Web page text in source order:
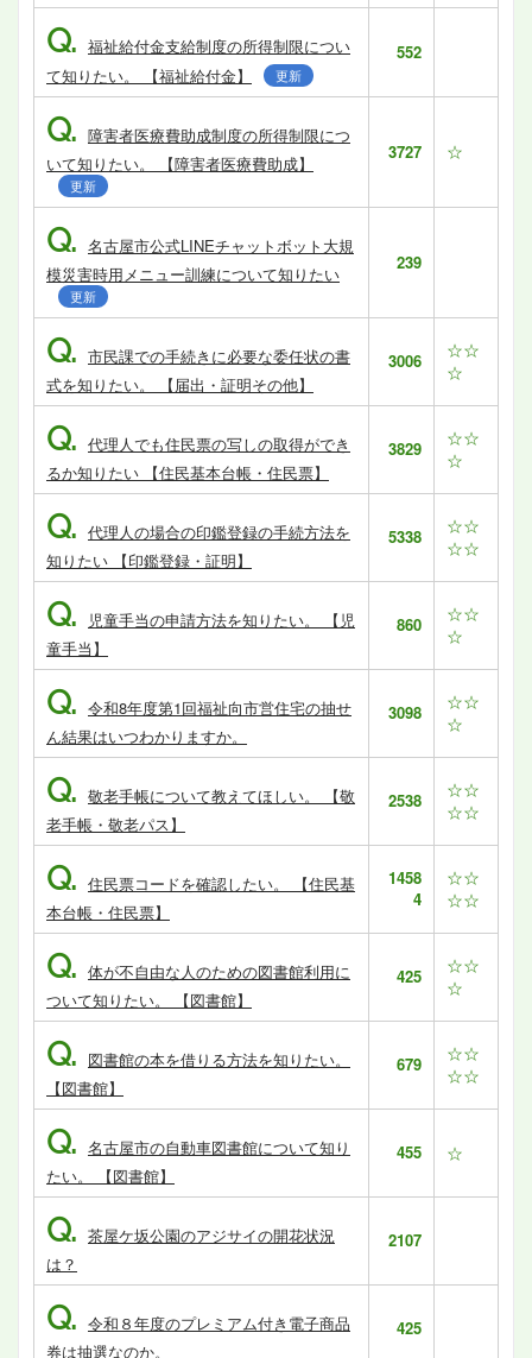
Q. 福祉給付金支給制度の所得制限につい
て知りたい。 【福祉給付金】
更新
552
Q. 障害者医療費助成制度の所得制限につ
いて知りたい。 【障害者医療費助成】
更新
3727 ☆
Q. 名古屋市公式LINEチャットボット大規
模災害時用メニュー訓練について知りたい
更新
239
Q. 市民課での手続きに必要な委任状の書
式を知りたい。 【届出・証明その他】
3006
☆☆
☆
Q. 代理人でも住民票の写しの取得ができ
るか知りたい 【住民基本台帳・住民票】
3829
☆☆
☆
Q. 代理人の場合の印鑑登録の手続方法を
知りたい 【印鑑登録・証明】
5338
☆☆
☆☆
Q.
児童手当の申請方法を知りたい。 【児
童手当】
860
☆☆
☆
Q. 令和8年度第1回福祉向市営住宅の抽せ
ん結果はいつわかりますか。
3098
☆☆
☆
Q. 敬老手帳について教えてほしい。 【敬
老手帳・敬老パス】
2538
☆☆
☆☆
Q. 住民票コードを確認したい。 【住民基
本台帳・住民票】
1458
4
☆☆
☆☆
Q. 体が不自由な人のための図書館利用に
ついて知りたい。 【図書館】
425
☆☆
☆
Q. 図書館の本を借りる方法を知りたい。
【図書館】
679
☆☆
☆☆
Q. 名古屋市の自動車図書館について知り
たい。 【図書館】
455 ☆
Q. 茶屋ケ坂公園のアジサイの開花状況
は？
2107
Q. 令和８年度のプレミアム付き電子商品
券は抽選なのか。
425